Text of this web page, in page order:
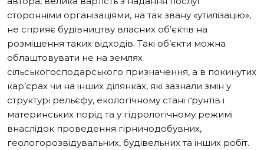
сторонніми організаціями, на так звану «утилізацію»,
не сприяє будівництву власних об’єктів на
розміщення таких відходів. Такі об’єкти можна
облаштовувати не на землях
сільськогосподарського призначення, а в покинутих
кар’єрах чи на інших ділянках, які зазнали змін у
структурі рельєфу, екологічному стані ґрунтів і
материнських порід та у гідрологічному режимі
внаслідок проведення гірничодобувних,
геологорозвідувальних, будівельних та інших робіт.